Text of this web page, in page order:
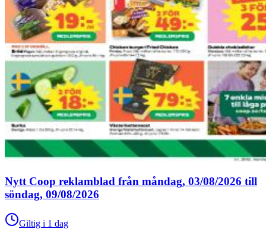
Nytt Coop reklamblad från måndag, 03/08/2026 till
söndag, 09/08/2026
Giltig i 1 dag